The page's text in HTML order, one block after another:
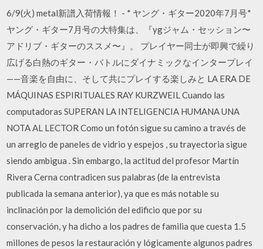
6/9(火) metal新譜入荷情報！ - * ヤング・ギター2020年7月号*
ヤング・ギター7月号の大特集は、『ygジャム・セッション〜
アドリブ・ギターのススメ〜』。 プレイヤー同士が即興で繰り
広げる白熱のギター・バトルにダイナミックなインタープレイ
——音楽を自由に、そして共にプレイする楽しみと LA ERA DE
MÁQUINAS ESPIRITUALES RAY KURZWEIL Cuando las
computadoras SUPERAN LA INTELIGENCIA HUMANA UNA
NOTA AL LECTOR Como un fotón sigue su camino a través de
un arreglo de paneles de vidrio y espejos , su trayectoria sigue
siendo ambigua . Sin embargo, la actitud del profesor Martín
Rivera Cerna contradicen sus palabras (de la entrevista
publicada la semana anterior), ya que es más notable su
inclinación por la demolición del edificio que por su
conservación, y ha dicho a los padres de familia que cuesta 1.5
millones de pesos la restauración y lógicamente algunos padres